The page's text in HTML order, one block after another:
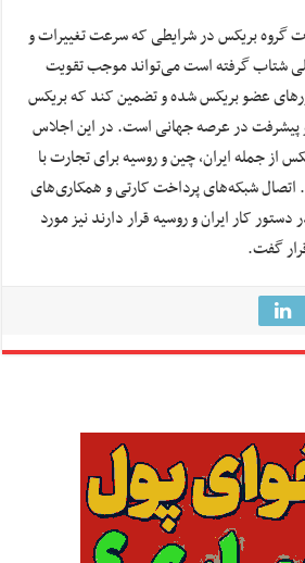
گروه بریکس در شرایطی که سرعت تغییرات و
شتاب گرفته است می‌تواند موجب تقویت
عضو بریکس شده و تضمین کند که بریکس
پیشرفت در عرصه جهانی است. در این اجلاس
جمله ایران، چین و روسیه برای تجارت با
اتصال شبکه‌های پرداخت کارتی و همکاری‌های
کار ایران و روسیه قرار دارند نیز مورد
گفت.